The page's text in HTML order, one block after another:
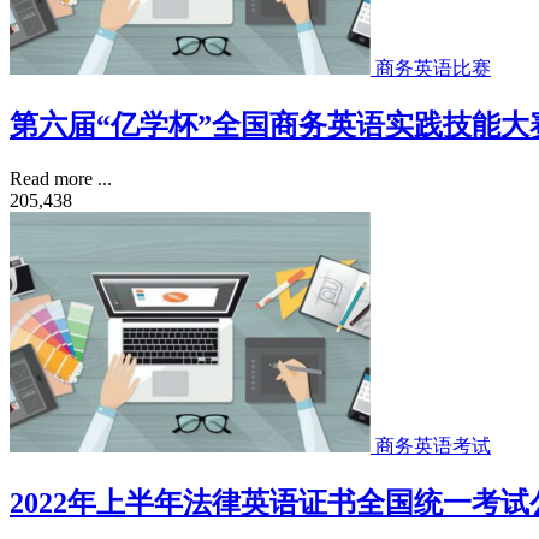
商务英语比赛
第六届“亿学杯”全国商务英语实践技能大
Read more ...
205,438
商务英语考试
2022年上半年法律英语证书全国统一考试